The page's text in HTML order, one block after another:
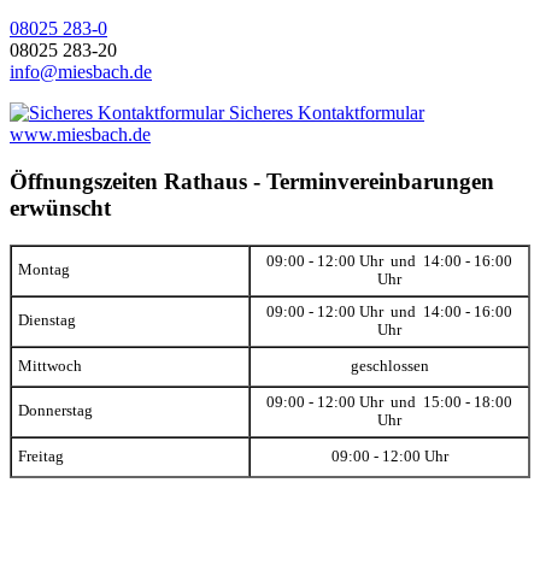
08025 283-0
08025 283-20
info@miesbach.de
Sicheres Kontaktformular
www.miesbach.de
Öffnungszeiten Rathaus - Terminvereinbarungen
erwünscht
Montag
09:00 - 12:00 Uhr und 14:00 - 16:00
Uhr
Dienstag
09:00 - 12:00 Uhr und 14:00 - 16:00
Uhr
Mittwoch geschlossen
Donnerstag
09:00 - 12:00 Uhr und 15:00 - 18:00
Uhr
Freitag 09:00 - 12:00 Uhr